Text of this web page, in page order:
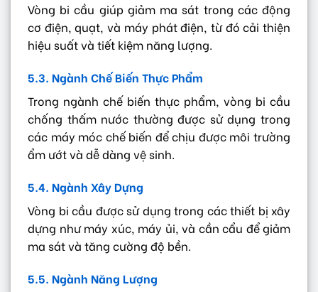
Vòng bi cầu giúp giảm ma sát trong các động
cơ điện, quạt, và máy phát điện, từ đó cải thiện
hiệu suất và tiết kiệm năng lượng.
5.3. Ngành Chế Biến Thực Phẩm
Trong ngành chế biến thực phẩm, vòng bi cầu
chống thấm nước thường được sử dụng trong
các máy móc chế biến để chịu được môi trường
ẩm ướt và dễ dàng vệ sinh.
5.4. Ngành Xây Dựng
Vòng bi cầu được sử dụng trong các thiết bị xây
dựng như máy xúc, máy ủi, và cần cẩu để giảm
ma sát và tăng cường độ bền.
5.5. Ngành Năng Lượng